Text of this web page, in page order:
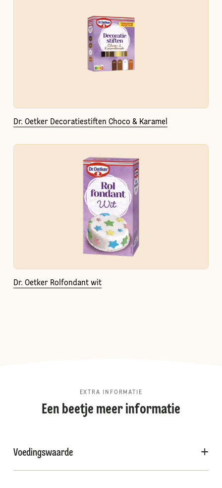
Dr. Oetker Decoratiestiften Choco & Karamel
Dr. Oetker Rolfondant wit
EXTRA INFORMATIE
Een beetje meer informatie
Voedingswaarde